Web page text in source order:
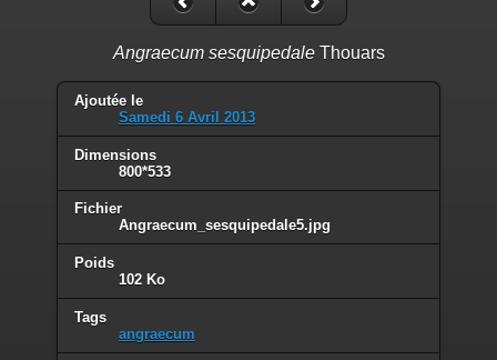
Angraecum sesquipedaleThouars
Ajoutée le
Samedi 6 Avril 2013
Dimensions
800*533
Fichier
Angraecum_sesquipedale5.jpg
Poids
102 Ko
Tags
angraecum